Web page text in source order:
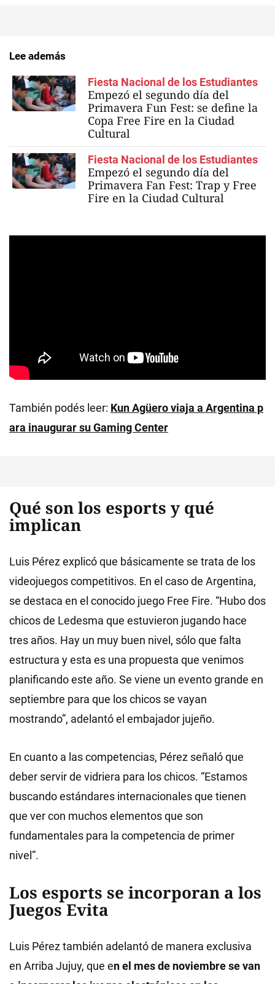
Lee además
Fiesta Nacional de los Estudiantes
Empezó el segundo día del
Primavera Fun Fest: se define la
Copa Free Fire en la Ciudad
Cultural
Fiesta Nacional de los Estudiantes
Empezó el segundo día del
Primavera Fan Fest: Trap y Free
Fire en la Ciudad Cultural
También podés leer: Kun Agüero viaja a Argentina p
ara inaugurar su Gaming Center
Qué son los esports y qué
implican
Luis Pérez explicó que básicamente se trata de los
videojuegos competitivos. En el caso de Argentina,
se destaca en el conocido juego Free Fire. “Hubo dos
chicos de Ledesma que estuvieron jugando hace
tres años. Hay un muy buen nivel, sólo que falta
estructura y esta es una propuesta que venimos
planificando este año. Se viene un evento grande en
septiembre para que los chicos se vayan
mostrando”, adelantó el embajador jujeño.
En cuanto a las competencias, Pérez señaló que
deber servir de vidriera para los chicos. “Estamos
buscando estándares internacionales que tienen
que ver con muchos elementos que son
fundamentales para la competencia de primer
nivel”.
Los esports se incorporan a los
Juegos Evita
Luis Pérez también adelantó de manera exclusiva
en Arriba Jujuy, que en el mes de noviembre se van